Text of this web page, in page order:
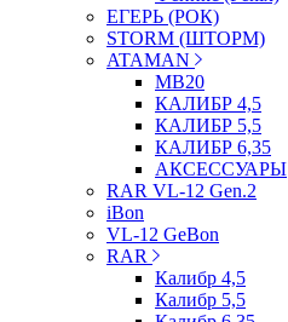
ЕГЕРЬ (РОК)
STORM (ШТОРМ)
ATAMAN
МВ20
КАЛИБР 4,5
КАЛИБР 5,5
КАЛИБР 6,35
АКСЕССУАРЫ
RAR VL-12 Gen.2
iBon
VL-12 GeBon
RAR
Калибр 4,5
Калибр 5,5